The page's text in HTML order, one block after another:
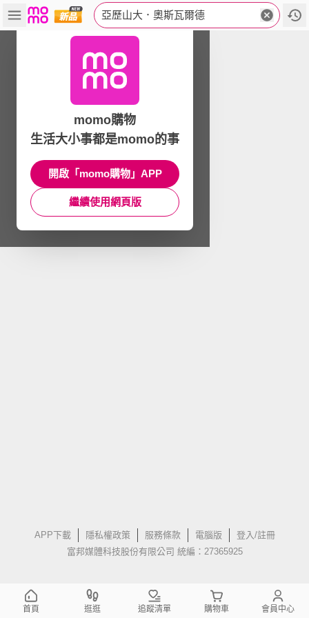
亞歷山大．奧斯瓦爾德
APP下載 隱私權政策 服務條款 電腦版
登入/註冊
富邦媒體科技股份有限公司 統編：27365925
momo購物
生活大小事都是momo的事
開啟「momo購物」APP
繼續使用網頁版
首頁 逛逛 追蹤清單 購物車 會員中心